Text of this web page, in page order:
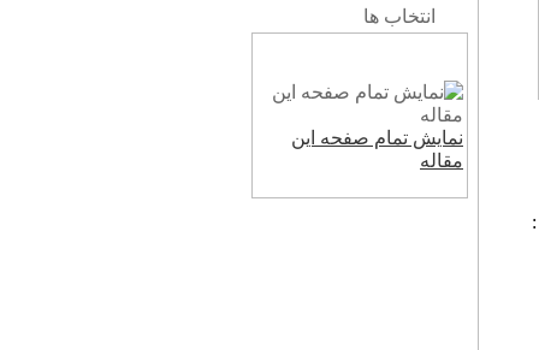
انتخاب ها
نمایش تمام صفحه این
مقاله